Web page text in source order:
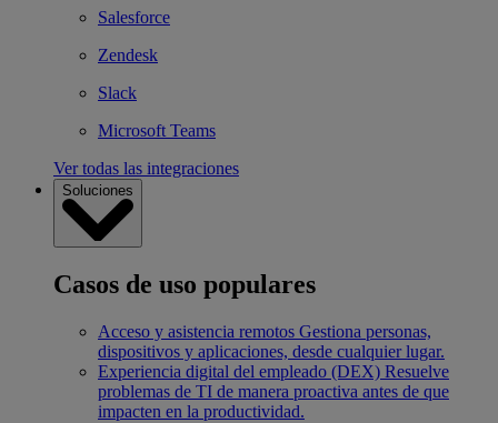
Salesforce
Zendesk
Slack
Microsoft Teams
Ver todas las integraciones
Soluciones
Casos de uso populares
Acceso y asistencia remotos Gestiona personas,
dispositivos y aplicaciones, desde cualquier lugar.
Experiencia digital del empleado (DEX) Resuelve
problemas de TI de manera proactiva antes de que
impacten en la productividad.